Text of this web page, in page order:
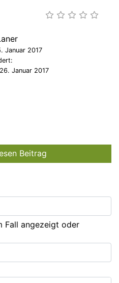
Januar 2017
Januar 2017
Beitrag
Fall angezeigt oder